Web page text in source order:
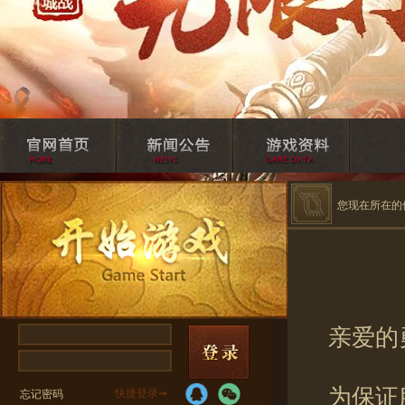
您现在所在
亲爱
为保